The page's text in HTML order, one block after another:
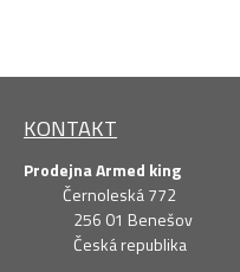
KONTAKT
Prodejna Armed king
Černoleská 772
256 01 Benešov
Česká republika